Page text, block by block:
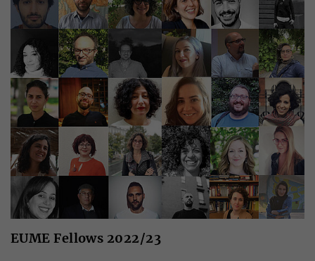
EUME Fellows 2022/23